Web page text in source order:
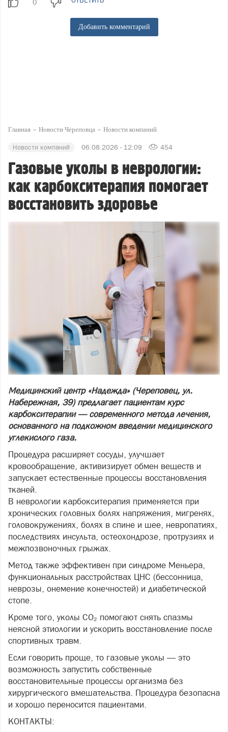
Добавить комментарий
Главная Новости Череповца Новости компаний
Новости компаний 06.08.2026 - 12:09 454
Газовые уколы в неврологии:
как карбокситерапия помогает
восстановить здоровье
Медицинский центр «Надежда» (Череповец, ул.
Набережная, 39) предлагает пациентам курс
карбокситерапии — современного метода лечения,
основанного на подкожном введении медицинского
углекислого газа.
Процедура расширяет сосуды, улучшает
кровообращение, активизирует обмен веществ и
запускает естественные процессы восстановления
тканей.
В неврологии карбокситерапия применяется при
хронических головных болях напряжения, мигренях,
головокружениях, болях в спине и шее, невропатиях,
последствиях инсульта, остеохондрозе, протрузиях и
межпозвоночных грыжах.
Метод также эффективен при синдроме Меньера,
функциональных расстройствах ЦНС (бессонница,
неврозы, онемение конечностей) и диабетической
стопе.
Кроме того, уколы CO₂ помогают снять спазмы
неясной этиологии и ускорить восстановление после
спортивных травм.
Если говорить проще, то газовые уколы — это
возможность запустить собственные
восстановительные процессы организма без
хирургического вмешательства. Процедура безопасна
и хорошо переносится пациентами.
КОНТАКТЫ: